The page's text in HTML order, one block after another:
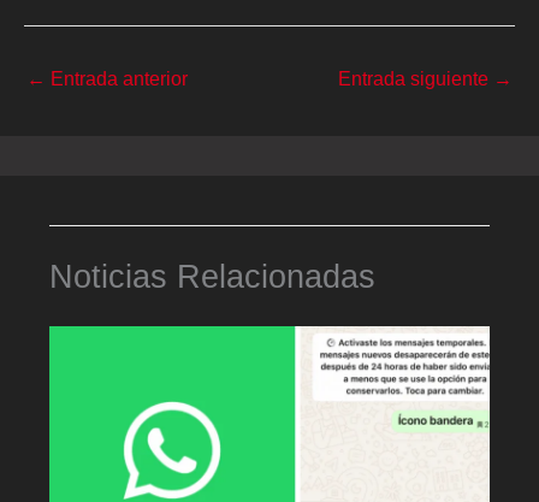
← Entrada anterior Entrada siguiente →
Noticias Relacionadas